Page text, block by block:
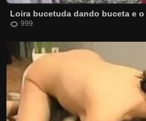
Loira bucetuda dando buceta e
999